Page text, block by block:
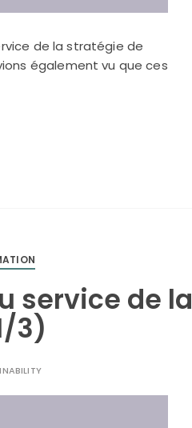
de la stratégie de
également vu que ces
service de la
3)